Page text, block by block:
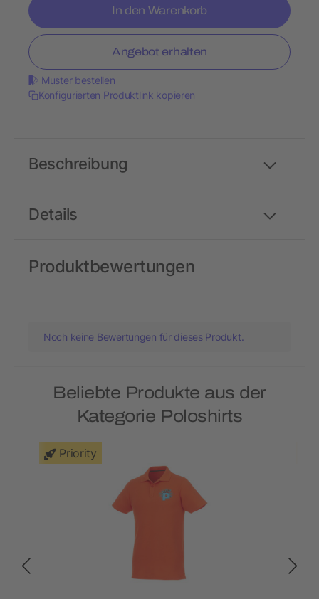
In den Warenkorb
Angebot erhalten
Muster bestellen
Konfigurierten Produktlink kopieren
Details
Beschreibung
Produktbewertungen
Noch keine Bewertungen für dieses Produkt.
Beliebte Produkte aus der
Kategorie Poloshirts
Priority